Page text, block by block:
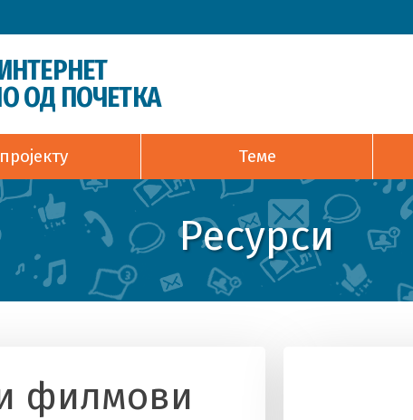
ОД ПОЧЕТКА
Теме
Ресурси
филмови